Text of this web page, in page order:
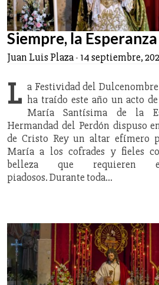
Siempre, la Esperanza
Juan Luis Plaza- 14 septiembre,
L a Festividad del
ha traído este año un acto
María Santísima de la
Hermandad del Perdón dispuso
de Cristo Rey un altar efímero
María a los cofrades y fieles
belleza que requieren
piadosos. Durante toda…